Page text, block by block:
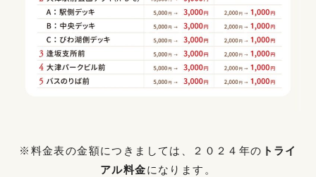
※料金表の金額につきましては、２０２４年の トライ
アル料金になります。